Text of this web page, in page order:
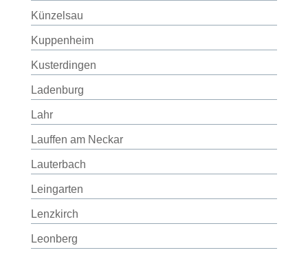
Künzelsau
Kuppenheim
Kusterdingen
Ladenburg
Lahr
Lauffen am Neckar
Lauterbach
Leingarten
Lenzkirch
Leonberg